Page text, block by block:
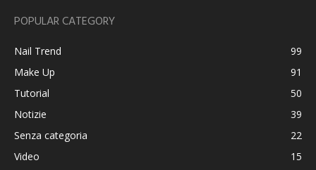
POPULAR CATEGORY
Nail Trend
99
Make Up
91
Tutorial
50
Notizie
39
Senza categoria
22
Video
15